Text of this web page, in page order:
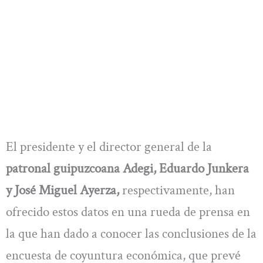
El presidente y el director general de la
patronal guipuzcoana Adegi, Eduardo Junkera
y José Miguel Ayerza,respectivamente, han
ofrecido estos datos en una rueda de prensa en
la que han dado a conocer las conclusiones de la
encuesta de coyuntura económica, que prevé